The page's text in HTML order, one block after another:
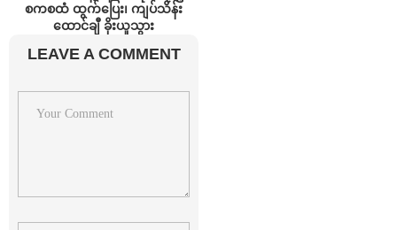
စကစထံ ထွက်ပြေး၊ ကျပ်သိန်း
ထောင်ချီ ခိုးယူသွား
LEAVE A COMMENT